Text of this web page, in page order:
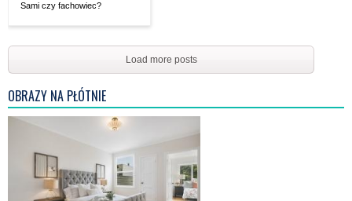
Sami czy fachowiec?
Load more posts
OBRAZY NA PŁÓTNIE